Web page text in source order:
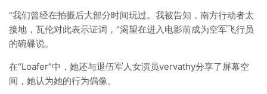
“我们曾经在拍摄后大部分时间玩过。我被告知，南方行动者太
接地，瓦伦对此表示证词，“渴望在进入电影前成为空军飞行员
的碗碟说。
在“Loafer”中，她还与退伍军人女演员vervathy分享了屏幕空
间，她认为她的行为偶像。